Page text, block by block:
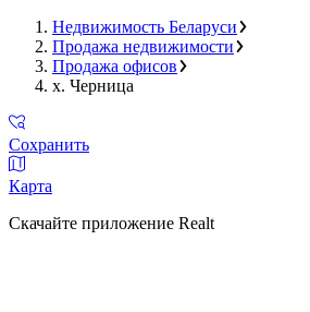
Недвижимость Беларуси
Продажа недвижимости
Продажа офисов
х. Черница
Сохранить
Карта
Скачайте приложение Realt